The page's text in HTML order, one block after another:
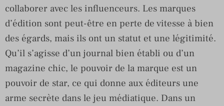
collaborer avec les influenceurs. Les marques
d’édition sont peut-être en perte de vitesse à bien
des égards, mais ils ont un statut et une légitimité.
Qu’il s’agisse d’un journal bien établi ou d’un
magazine chic, le pouvoir de la marque est un
pouvoir de star, ce qui donne aux éditeurs une
arme secrète dans le jeu médiatique. Dans un